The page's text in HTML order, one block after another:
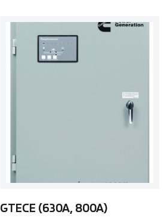
GTECE (630A, 800A)